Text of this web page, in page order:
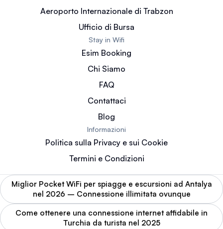
Aeroporto Internazionale di Trabzon
Ufficio di Bursa
Stay in Wifi
Esim Booking
Chi Siamo
FAQ
Contattaci
Blog
Informazioni
Politica sulla Privacy e sui Cookie
Termini e Condizioni
Miglior Pocket WiFi per spiagge e escursioni ad Antalya
nel 2026 – Connessione illimitata ovunque
Come ottenere una connessione internet affidabile in
Turchia da turista nel 2025